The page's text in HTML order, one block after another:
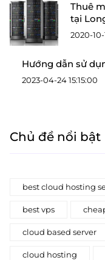
Thuê
tại
2020-10-
Hướng dẫn sử
2023-04-24 15:15:00
Chủ đề nổi bật
best cloud hosting
best vps
cloud based server
cloud hosting